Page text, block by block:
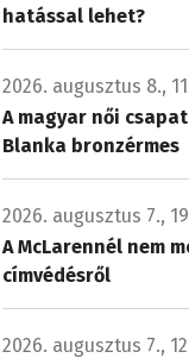
hatással lehet?
2026. augusztus 8.,
A magyar női
Blanka bronzérmes
2026. augusztus 7.,
A McLarennél nem
címvédésről
2026. augusztus 7.,